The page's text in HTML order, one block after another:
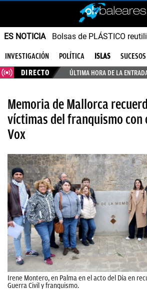
ES NOTICIA Bolsas de PLÁSTICO
INVESTIGACIÓN POLÍTICA ISLAS SUCESOS
DIRECTO
ÚLTIMA HORA DE LA
Memoria de Mallorca
víctimas del franquismo con
Vox
Irene Montero, en Palma en el acto del Día en
Guerra Civil y franquismo.